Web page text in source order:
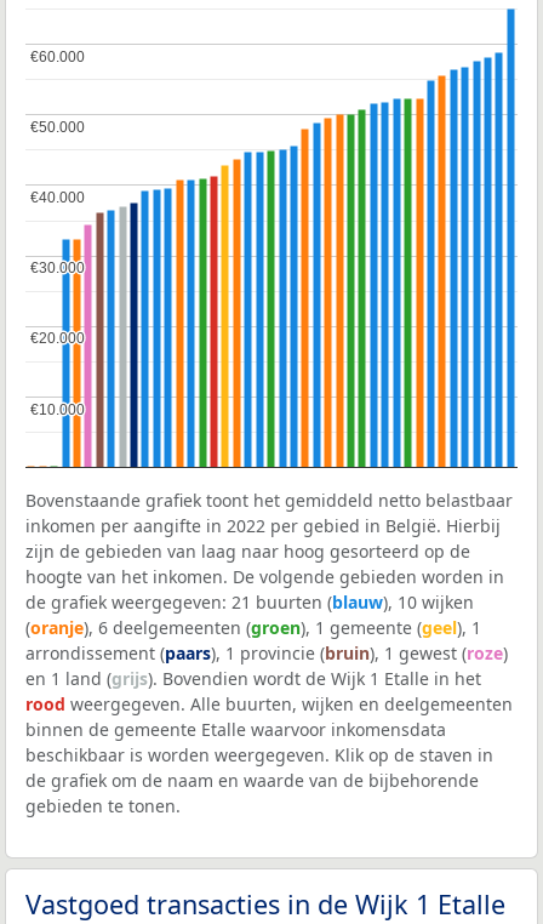
€10.000
€10.000
€20.000
€20.000
€30.000
€30.000
€40.000
€40.000
€50.000
€50.000
€60.000
€60.000
Bovenstaande grafiek toont het gemiddeld netto belastbaar
inkomen per aangifte in 2022 per gebied in België. Hierbij
zijn de gebieden van laag naar hoog gesorteerd op de
hoogte van het inkomen. De volgende gebieden worden in
de grafiek weergegeven: 21 buurten (blauw), 10 wijken
(oranje), 6 deelgemeenten (groen), 1 gemeente (geel), 1
arrondissement (paars), 1 provincie (bruin), 1 gewest (roze)
en 1 land (grijs). Bovendien wordt de Wijk 1 Etalle in het
rood weergegeven. Alle buurten, wijken en deelgemeenten
binnen de gemeente Etalle waarvoor inkomensdata
beschikbaar is worden weergegeven. Klik op de staven in
de grafiek om de naam en waarde van de bijbehorende
gebieden te tonen.
Vastgoed transacties in de Wijk 1 Etalle